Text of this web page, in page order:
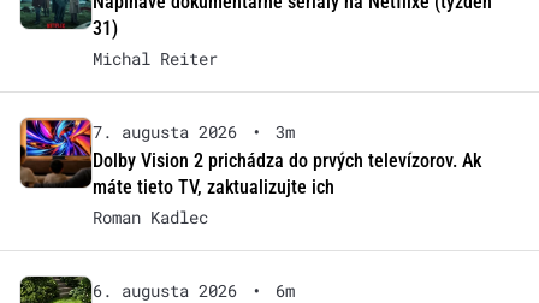
31)
Michal Reiter
7. augusta 2026 •
3m
Dolby Vision 2 prichádza do prvých televízorov. Ak
máte tieto TV, zaktualizujte ich
Roman Kadlec
6. augusta 2026 •
6m